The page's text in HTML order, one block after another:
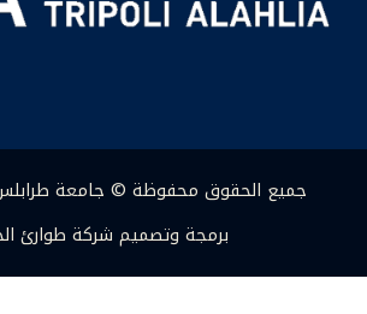
جميع الحقوق محفوظة © جامعة طرابلس
برمجة وتصميم شركة طوارئ